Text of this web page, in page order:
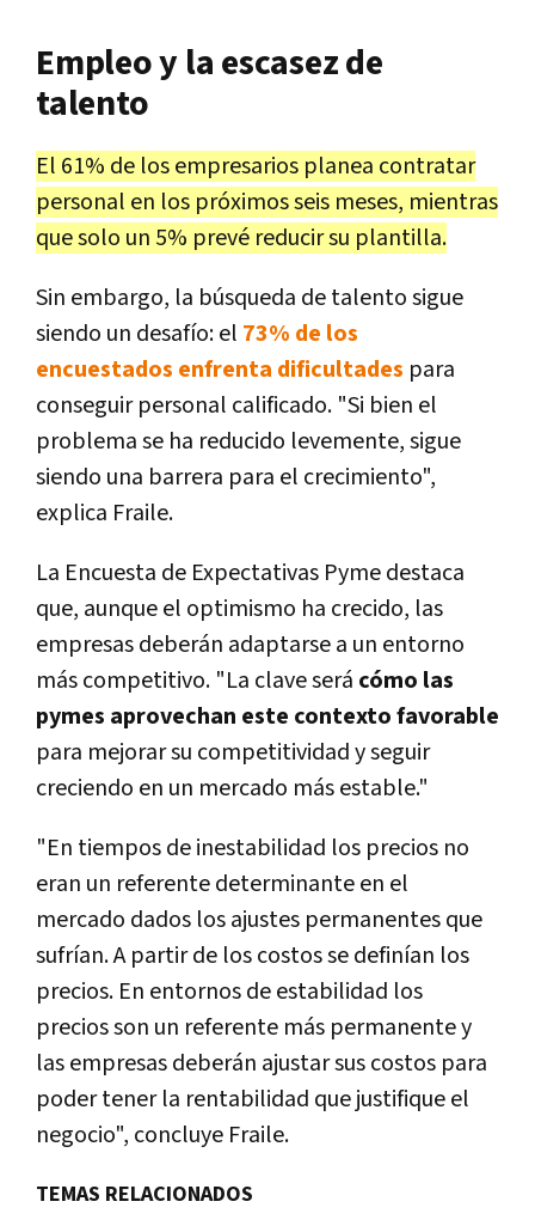
Empleo y la escasez de
talento
El 61% de los empresarios planea contratar
personal en los próximos seis meses, mientras
que solo un 5% prevé reducir su plantilla.
Sin embargo, la búsqueda de talento sigue
siendo un desafío: el 73% de los
encuestados enfrenta dificultades para
conseguir personal calificado. "Si bien el
problema se ha reducido levemente, sigue
siendo una barrera para el crecimiento",
explica Fraile.
La Encuesta de Expectativas Pyme destaca
que, aunque el optimismo ha crecido, las
empresas deberán adaptarse a un entorno
más competitivo. "La clave será cómo las
pymes aprovechan este contexto favorable
para mejorar su competitividad y seguir
creciendo en un mercado más estable."
"En tiempos de inestabilidad los precios no
eran un referente determinante en el
mercado dados los ajustes permanentes que
sufrían. A partir de los costos se definían los
precios. En entornos de estabilidad los
precios son un referente más permanente y
las empresas deberán ajustar sus costos para
poder tener la rentabilidad que justifique el
negocio", concluye Fraile.
TEMAS RELACIONADOS